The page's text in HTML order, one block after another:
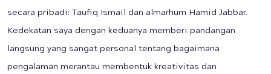
secara pribadi: Taufiq Ismail dan almarhum Hamid Jabbar.
Kedekatan saya dengan keduanya memberi pandangan
langsung yang sangat personal tentang bagaimana
pengalaman merantau membentuk kreativitas dan